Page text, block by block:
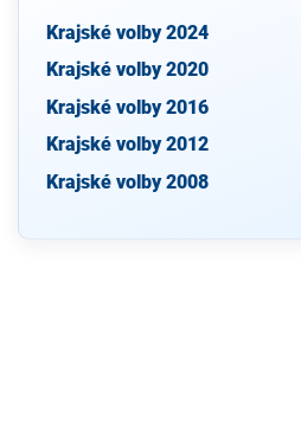
Krajské volby 2024
Krajské volby 2020
Krajské volby 2016
Krajské volby 2012
Krajské volby 2008